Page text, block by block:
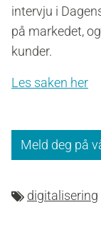
intervju i
på markedet,
kunder.
Les saken her
Meld deg på
digitalisering